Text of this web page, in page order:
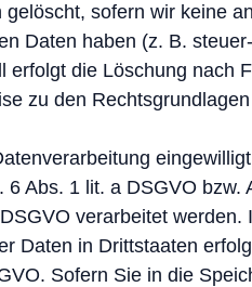
gelöscht, sofern wir keine
Daten haben (z. B.
erfolgt die Löschung nach
zu den
6 Abs. 1 lit. a DSGVO
verarbeitet
Daten in Drittstaaten
Sofern Sie in die